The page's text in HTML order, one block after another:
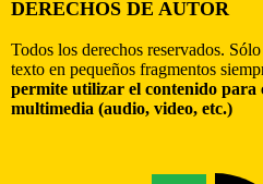
DERECHOS DE AUTOR
Todos los derechos reservados.
texto en pequeños fragmentos
permite utilizar el contenido para
multimedia (audio, video, etc.)